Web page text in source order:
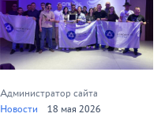
Администратор сайта
Новости
18 мая 2026